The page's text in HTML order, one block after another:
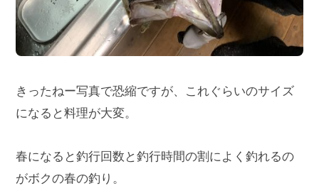
きったねー写真で恐縮ですが、これぐらいのサイズ
になると料理が大変。
春になると釣行回数と釣行時間の割によく釣れるの
がボクの春の釣り。